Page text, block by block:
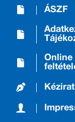
ÁSZF
Online